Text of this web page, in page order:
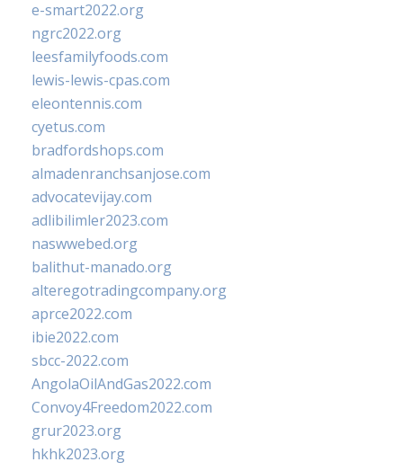
e-smart2022.org
ngrc2022.org
leesfamilyfoods.com
lewis-lewis-cpas.com
eleontennis.com
cyetus.com
bradfordshops.com
almadenranchsanjose.com
advocatevijay.com
adlibilimler2023.com
naswwebed.org
balithut-manado.org
alteregotradingcompany.org
aprce2022.com
ibie2022.com
sbcc-2022.com
AngolaOilAndGas2022.com
Convoy4Freedom2022.com
grur2023.org
hkhk2023.org